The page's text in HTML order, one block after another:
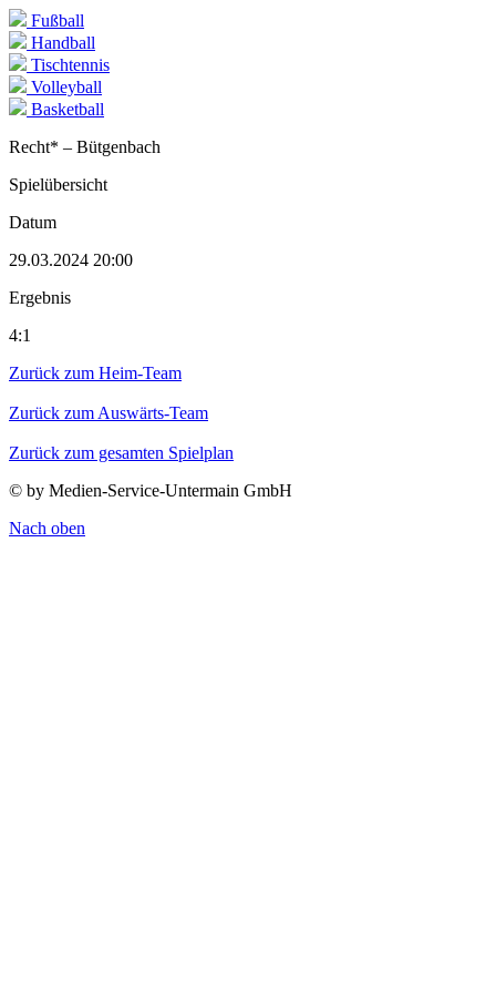
Fußball
Handball
Tischtennis
Volleyball
Basketball
Recht* – Bütgenbach
Spielübersicht
Datum
29.03.2024 20:00
Ergebnis
4:1
Zurück zum Heim-Team
Zurück zum Auswärts-Team
Zurück zum gesamten Spielplan
© by Medien-Service-Untermain GmbH
Nach oben